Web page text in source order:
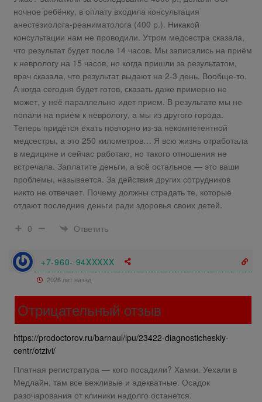
ночное ребёнку, в оплату входила консультация
анестезиолога-реаниматолога (400 р.). Никакой
консультации нам не проводили. Утром медсестра сказала,
что результат будет после 14 часов. Мы записались на приём
к неврологу на 15 часов, но когда пришли за результатом,
врач сказала, что результат выдают на 2-3 день. Вообще-то.
А когда сегодня будет готов, сказать даже примерно не
может, у неё параллельно идет прием. В результате мы не
попали на приём к неврологу, а мы из другого города.
Теперь придётся ехать повторно из-за некомпетентной
медсестры, а это 250 километров… Я всю жизнь отработала
в медицине и сейчас работаю, но такого отношения не
встречала. Заплатите деньги, а всё остальное — это ваши
проблемы, называется. За действия других сотрудников
никто не отвечает. Почему должны страдать те, которые
отдают последние деньги ради здоровья своих детей.
0
Ответить
+7-960- 94XXXXX
2026 лет назад
Отрицательный отзыв
https://prodoctorov.ru/barnaul/lpu/23422-diagnosticheskiy-
centr/otzivi/
Платная регистратура — кого посадили? Хамки. Уехали в
Медлайн, там все вежливые и адекватные. Осадок
разочарования от клиники надолго останется.